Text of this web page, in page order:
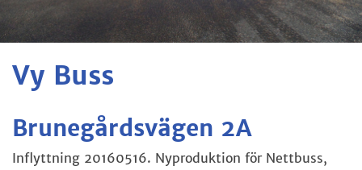
Vy Buss
Brunegårdsvägen 2A
Inflyttning 20160516. Nyproduktion för Nettbuss,